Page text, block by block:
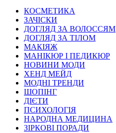
КОСМЕТИКА
ЗАЧІСКИ
ДОГЛЯД ЗА ВОЛОССЯМ
ДОГЛЯД ЗА ТІЛОМ
МАКІЯЖ
МАНІКЮР І ПЕДИКЮР
НОВИНИ МОДИ
ХЕНД МЕЙД
МОДНІ ТРЕНДИ
ШОПІНГ
ДІЄТИ
ПСИХОЛОГІЯ
НАРОДНА МЕДИЦИНА
ЗІРКОВІ ПОРАДИ